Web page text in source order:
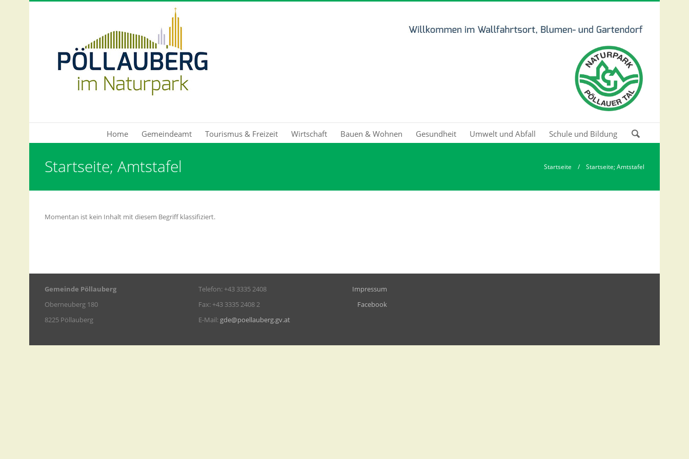
Home Gemeindeamt Tourismus & Freizeit Wirtschaft Bauen & Wohnen Gesundheit Umwelt und Abfall Schule und Bildung
Zu suchende
Startseite; Amtstafel Startseite / Startseite; Amtstafel
Momentan ist kein Inhalt mit diesem Begriff klassifiziert.
Gemeinde Pöllauberg
Oberneuberg 180
8225 Pöllauberg
Telefon: +43 3335 2408
Fax: +43 3335 2408 2
E-Mail: gde@poellauberg.gv.at
Impressum
Facebook